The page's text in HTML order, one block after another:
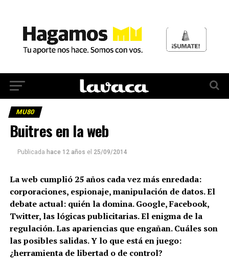
MU80
Buitres en la web
Publicada hace 12 años el 25/09/2014
La web cumplió 25 años cada vez más enredada:
corporaciones, espionaje, manipulación de datos. El
debate actual: quién la domina. Google, Facebook,
Twitter, las lógicas publicitarias. El enigma de la
regulación. Las apariencias que engañan. Cuáles son
las posibles salidas. Y lo que está en juego:
¿herramienta de libertad o de control?